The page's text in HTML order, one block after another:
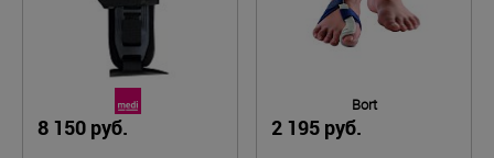
8 150 руб.
Bort
2 195 руб.